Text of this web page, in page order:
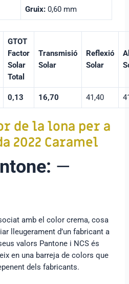
Gruix:0,60 mm
GTOT
Factor
Solar
Total
Transmisió
Solar
Reflexió
Solar
0,13 16,70 41,40
de la lona per a
2022 Caramel
—
amb el color crema, cosa
lleugerament d’un fabricant a
valors Pantone i NCS és
en una barreja de colors que
dels fabricants.